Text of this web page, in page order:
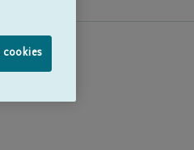
cookies